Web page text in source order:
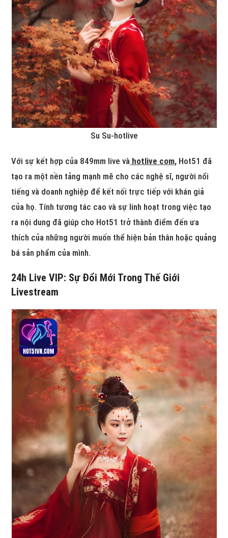
Su Su-hotlive
Với sự kết hợp của 849mm live và hotlive com, Hot51 đã
tạo ra một nền tảng mạnh mẽ cho các nghệ sĩ, người nổi
tiếng và doanh nghiệp để kết nối trực tiếp với khán giả
của họ. Tính tương tác cao và sự linh hoạt trong việc tạo
ra nội dung đã giúp cho Hot51 trở thành điểm đến ưa
thích của những người muốn thể hiện bản thân hoặc quảng
bá sản phẩm của mình.
24h Live VIP: Sự Đổi Mới Trong Thế Giới
Livestream